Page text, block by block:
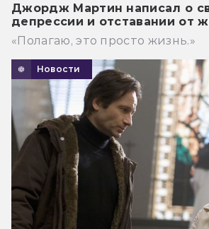
Джордж Мартин написал о
депрессии и отставании от
«Полагаю, это просто жизнь.»
Новости